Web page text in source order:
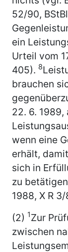
52/90,
ein
Urteil vom
405). 8
brauchen
22. 6. 1989,
wenn eine
erhält,
sich in
zu
1988, X R
(2) 1Zur
zwischen